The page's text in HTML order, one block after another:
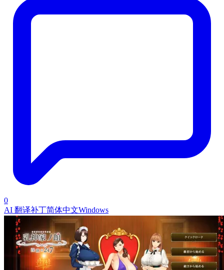
0
AI 翻译补丁简体中文Windows